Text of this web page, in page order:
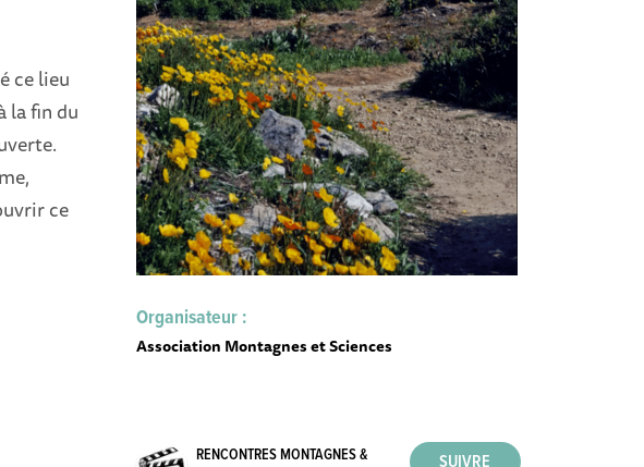
ce lieu
la fin du
ce
Organisateur :
Association Montagnes et Sciences
RENCONTRES MONTAGNES &